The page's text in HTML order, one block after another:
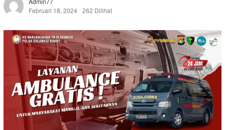
Februari 18, 2024 262 Dilihat